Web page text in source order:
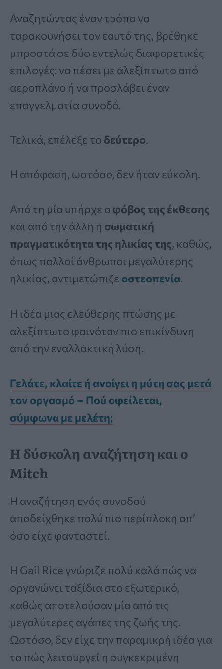
Αναζητώντας έναν τρόπο να
ταρακουνήσει τον εαυτό της, βρέθηκε
μπροστά σε δύο εντελώς διαφορετικές
επιλογές: να πέσει με αλεξίπτωτο από
αεροπλάνο ή να προσλάβει έναν
επαγγελματία συνοδό.
Τελικά, επέλεξε το δεύτερο.
Η απόφαση, ωστόσο, δεν ήταν εύκολη.
Από τη μία υπήρχε ο φόβος της έκθεσης
και από την άλλη η σωματική
πραγματικότητα της ηλικίας της, καθώς,
όπως πολλοί άνθρωποι μεγαλύτερης
ηλικίας, αντιμετώπιζε οστεοπενία.
Η ιδέα μιας ελεύθερης πτώσης με
αλεξίπτωτο φαινόταν πιο επικίνδυνη
από την εναλλακτική λύση.
Γελάτε, κλαίτε ή ανοίγει η μύτη σας μετά
τον οργασμό – Πού οφείλεται,
σύμφωνα με μελέτη;
Η δύσκολη αναζήτηση και ο
Mitch
Η αναζήτηση ενός συνοδού
αποδείχθηκε πολύ πιο περίπλοκη απ’
όσο είχε φανταστεί.
Η Gail Rice γνώριζε πολύ καλά πώς να
οργανώνει ταξίδια στο εξωτερικό,
καθώς αποτελούσαν μία από τις
μεγαλύτερες αγάπες της ζωής της.
Ωστόσο, δεν είχε την παραμικρή ιδέα για
το πώς λειτουργεί η συγκεκριμένη